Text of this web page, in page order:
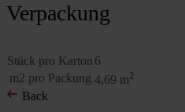
Verpackung
Stück pro Karton 6
m2 pro Packung 4,69 m2
Back